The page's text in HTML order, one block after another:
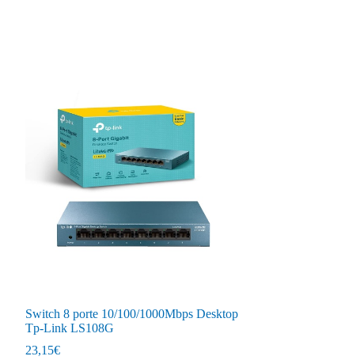
Switch 8 porte 10/100/1000Mbps Desktop
Tp-Link LS108G
23,15€